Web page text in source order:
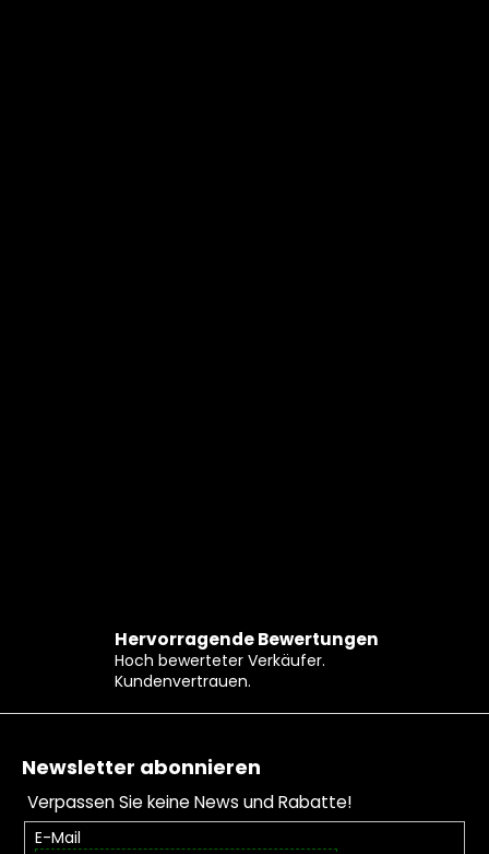
Hervorragende Bewertungen
Hoch bewerteter Verkäufer.
Kundenvertrauen.
Fußzeile
Newsletter abonnieren
Verpassen Sie keine News und Rabatte!
E-Mail